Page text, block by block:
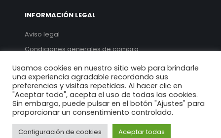
INFORMACIÓN LEGAL
Aviso legal
Condiciones generales de compra
Política de privacidad
Política de cookies
© 2022. Chivite 1947. Todos los derechos reservados
Usamos cookies en nuestro sitio web para brindarle
una experiencia agradable recordando sus
preferencias y visitas repetidas. Al hacer clic en
"Aceptar todo", acepta el uso de todas las cookies.
Sin embargo, puede pulsar en el botón "Ajustes" para
proporcionar un consentimiento controlado.
Configuración de cookies Aceptar todas